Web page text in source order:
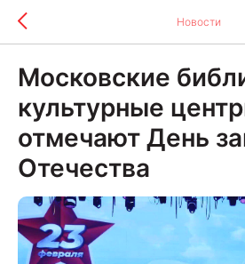
Новости
Московские
культурные
отмечают День
Отечества